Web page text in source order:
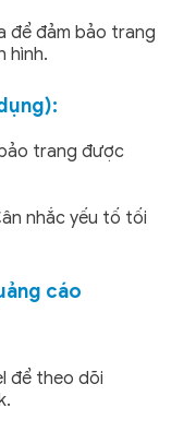
để đảm bảo trang
hình.
trang được
nhắc yếu tố tối
cáo
để theo dõi